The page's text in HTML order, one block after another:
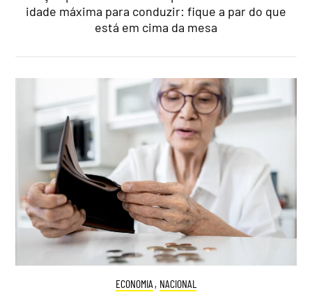
idade máxima para conduzir: fique a par do que
está em cima da mesa
ECONOMIA , NACIONAL